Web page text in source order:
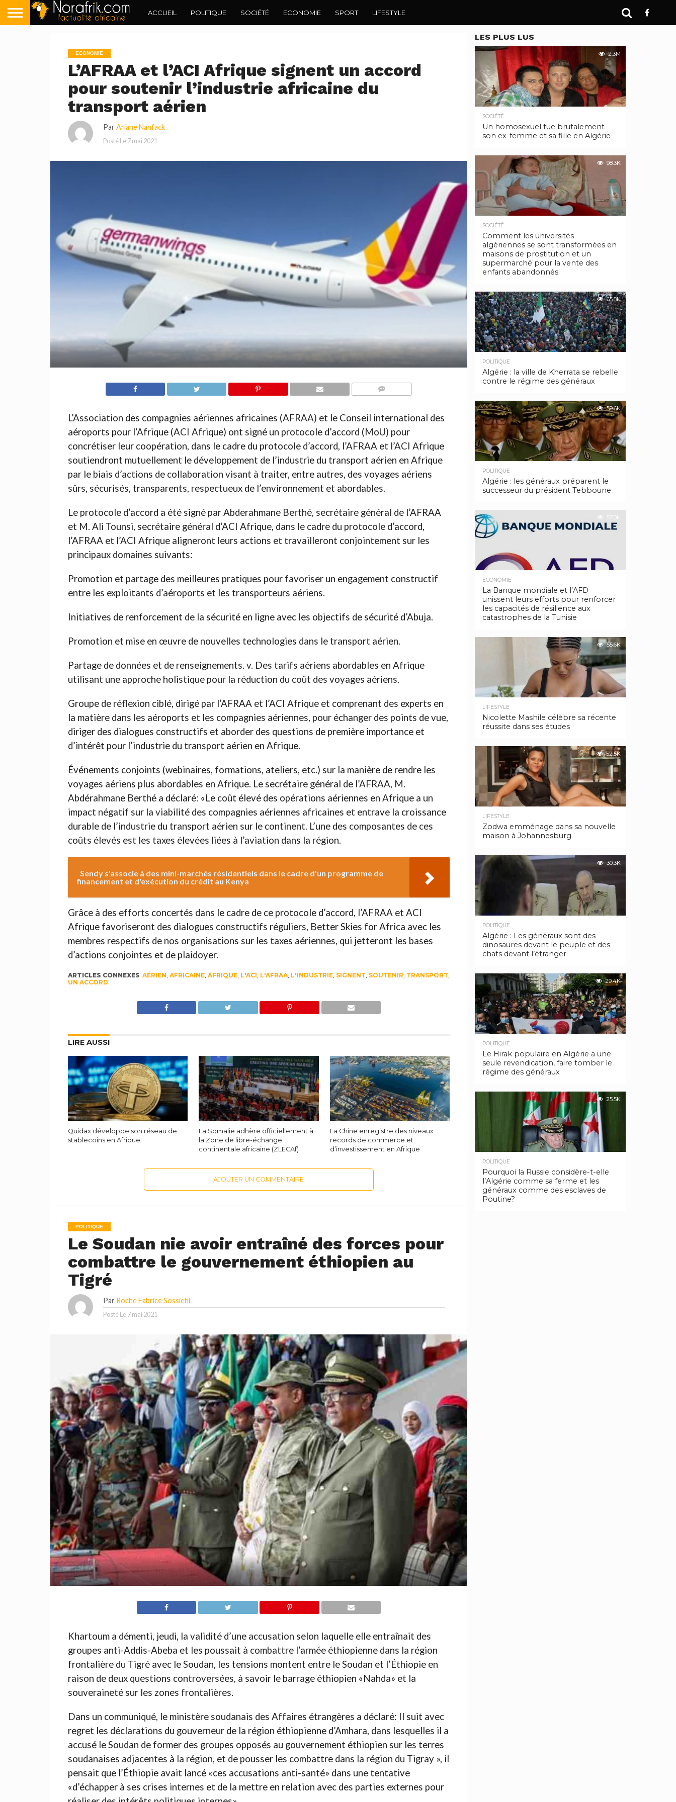
ACCUEIL POLITIQUE SOCIÉTÉ ECONOMIE SPORT LIFESTYLE
ECONOMIE
L’AFRAA et l’ACI Afrique signent un accord
pour soutenir l’industrie africaine du
transport aérien
Par Ariane Nanfack
Posté Le 7 mai 2021
L’Association des compagnies aériennes africaines (AFRAA) et le Conseil international des
aéroports pour l’Afrique (ACI Afrique) ont signé un protocole d’accord (MoU) pour
concrétiser leur coopération, dans le cadre du protocole d’accord, l’AFRAA et l’ACI Afrique
soutiendront mutuellement le développement de l’industrie du transport aérien en Afrique
par le biais d’actions de collaboration visant à traiter, entre autres, des voyages aériens
sûrs, sécurisés, transparents, respectueux de l’environnement et abordables.
Le protocole d’accord a été signé par Abderahmane Berthé, secrétaire général de l’AFRAA
et M. Ali Tounsi, secrétaire général d’ACI Afrique, dans le cadre du protocole d’accord,
l’AFRAA et l’ACI Afrique aligneront leurs actions et travailleront conjointement sur les
principaux domaines suivants:
Promotion et partage des meilleures pratiques pour favoriser un engagement constructif
entre les exploitants d’aéroports et les transporteurs aériens.
Initiatives de renforcement de la sécurité en ligne avec les objectifs de sécurité d’Abuja.
Promotion et mise en œuvre de nouvelles technologies dans le transport aérien.
Partage de données et de renseignements. v. Des tarifs aériens abordables en Afrique
utilisant une approche holistique pour la réduction du coût des voyages aériens.
Groupe de réflexion ciblé, dirigé par l’AFRAA et l’ACI Afrique et comprenant des experts en
la matière dans les aéroports et les compagnies aériennes, pour échanger des points de vue,
diriger des dialogues constructifs et aborder des questions de première importance et
d’intérêt pour l’industrie du transport aérien en Afrique.
Événements conjoints (webinaires, formations, ateliers, etc.) sur la manière de rendre les
voyages aériens plus abordables en Afrique. Le secrétaire général de l’AFRAA, M.
Abdérahmane Berthé a déclaré: «Le coût élevé des opérations aériennes en Afrique a un
impact négatif sur la viabilité des compagnies aériennes africaines et entrave la croissance
durable de l’industrie du transport aérien sur le continent. L’une des composantes de ces
coûts élevés est les taxes élevées liées à l’aviation dans la région.
Sendy s'associe à des mini-marchés résidentiels dans le cadre d'un programme de
financement et d'exécution du crédit au Kenya
Grâce à des efforts concertés dans le cadre de ce protocole d’accord, l’AFRAA et ACI
Afrique favoriseront des dialogues constructifs réguliers, Better Skies for Africa avec les
membres respectifs de nos organisations sur les taxes aériennes, qui jetteront les bases
d’actions conjointes et de plaidoyer.
ARTICLES CONNEXES AÉRIEN AFRICAINE, AFRIQUE, L'ACI L'AFRAA, L'INDUSTRIE, SIGNENT SOUTENIR TRANSPORT
UN ACCORD
LIRE AUSSI
Quidax développe son réseau de
stablecoins en Afrique
La Somalie adhère officiellement à
la Zone de libre-échange
continentale africaine (ZLECAf)
La Chine enregistre des niveaux
records de commerce et
d’investissement en Afrique
AJOUTER UN COMMENTAIRE
POLITIQUE
Le Soudan nie avoir entraîné des forces pour
combattre le gouvernement éthiopien au
Tigré
Par Roche Fabrice Sossiehi
Posté Le 7 mai 2021
Khartoum a démenti, jeudi, la validité d’une accusation selon laquelle elle entraînait des
groupes anti-Addis-Abeba et les poussait à combattre l’armée éthiopienne dans la région
frontalière du Tigré avec le Soudan, les tensions montent entre le Soudan et l’Éthiopie en
raison de deux questions controversées, à savoir le barrage éthiopien «Nahda» et la
souveraineté sur les zones frontalières.
Dans un communiqué, le ministère soudanais des Affaires étrangères a déclaré: Il suit avec
regret les déclarations du gouverneur de la région éthiopienne d’Amhara, dans lesquelles il a
accusé le Soudan de former des groupes opposés au gouvernement éthiopien sur les terres
soudanaises adjacentes à la région, et de pousser les combattre dans la région du Tigray », il
pensait que l’Éthiopie avait lancé «ces accusations anti-santé» dans une tentative
«d’échapper à ses crises internes et de la mettre en relation avec des parties externes pour
LES PLUS LUS
2.3M
SOCIÉTÉ
Un homosexuel tue brutalement
son ex-femme et sa fille en Algérie
98.3K
SOCIÉTÉ
Comment les universités
algériennes se sont transformées en
maisons de prostitution et un
supermarché pour la vente des
enfants abandonnés
65.8K
POLITIQUE
Algérie : la ville de Kherrata se rebelle
contre le régime des généraux
59.6K
POLITIQUE
Algérie : les généraux préparent le
successeur du président Tebboune
57.0K
ECONOMIE
La Banque mondiale et l’AFD
unissent leurs efforts pour renforcer
les capacités de résilience aux
catastrophes de la Tunisie
55.6K
LIFESTYLE
Nicolette Mashile célèbre sa récente
réussite dans ses études
52.5K
LIFESTYLE
Zodwa emménage dans sa nouvelle
maison à Johannesburg
30.3K
POLITIQUE
Algérie : Les généraux sont des
dinosaures devant le peuple et des
chats devant l’étranger
29.4K
POLITIQUE
Le Hirak populaire en Algérie a une
seule revendication, faire tomber le
régime des généraux
25.5K
POLITIQUE
Pourquoi la Russie considère-t-elle
l’Algérie comme sa ferme et les
généraux comme des esclaves de
Poutine?